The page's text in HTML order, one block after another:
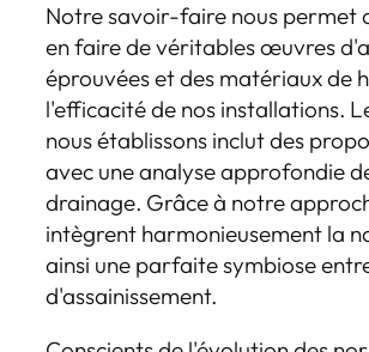
Notre savoir-faire nous permet
en faire de véritables œuvres
éprouvées et des matériaux de
l'efficacité de nos installations.
nous établissons inclut des
avec une analyse approfondie
drainage. Grâce à notre
intègrent harmonieusement la
ainsi une parfaite symbiose
d'assainissement.